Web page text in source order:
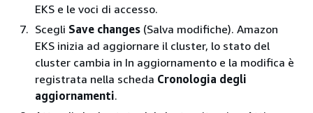
EKS e le voci di accesso.
Scegli Save changes (Salva modifiche). Amazon
EKS inizia ad aggiornare il cluster, lo stato del
cluster cambia in In aggiornamento e la modifica è
registrata nella scheda Cronologia degli
aggiornamenti.